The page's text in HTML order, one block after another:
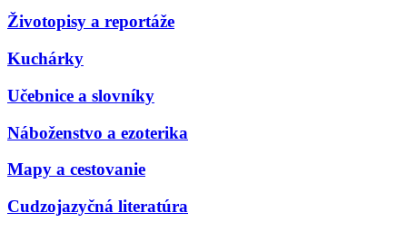
Životopisy a reportáže
Kuchárky
Učebnice a slovníky
Náboženstvo a ezoterika
Mapy a cestovanie
Cudzojazyčná literatúra